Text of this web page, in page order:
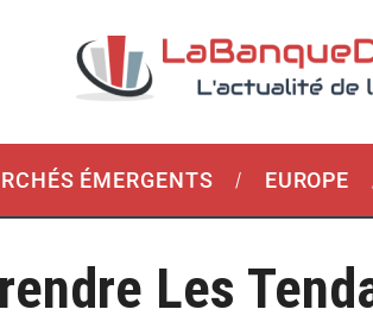
ÉMERGENTS EUROPE
Les